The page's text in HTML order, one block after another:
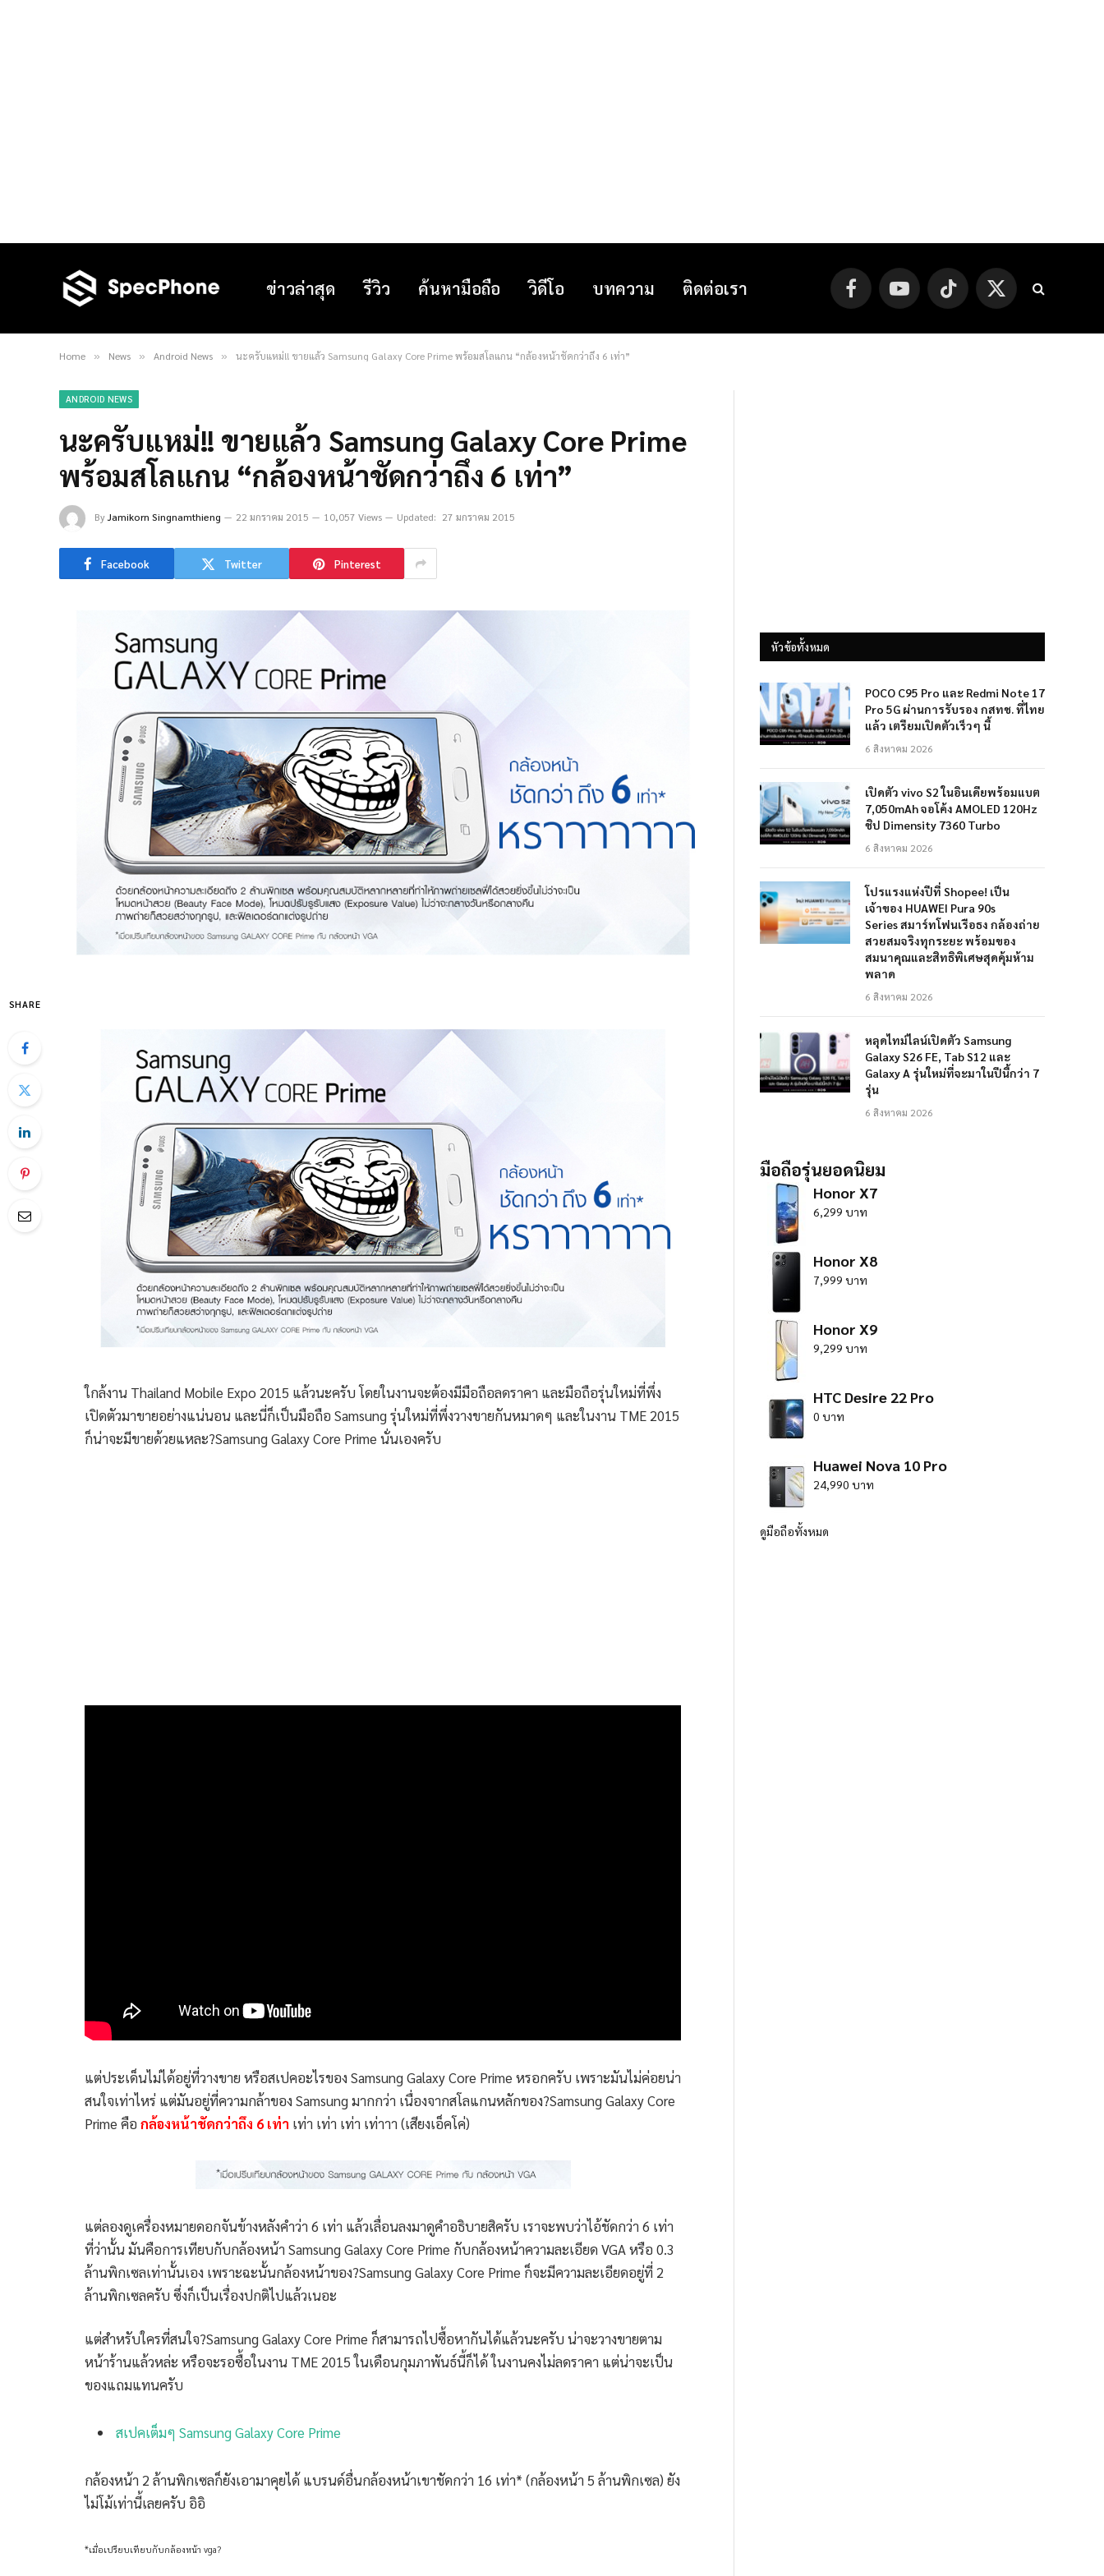
ข่าวล่าสุด รีวิว ค้นหามือถือ วิดีโอ บทความ ติดต่อเรา FacebookYouTube TikTok
X
(Twitter)
Home » News » Android News » นะครับแหม่!! ขายแล้ว Samsung Galaxy Core Prime พร้อมสโลแกน “กล้องหน้าชัดกว่าถึง 6 เท่า”
ANDROID NEWS
นะครับแหม่!! ขายแล้ว Samsung Galaxy Core Prime
พร้อมสโลแกน “กล้องหน้าชัดกว่าถึง 6 เท่า”
ByJamikorn Singnamthieng 22 มกราคม 2015 10,057 Views Updated: 27 มกราคม 2015
Facebook Twitter Pinterest
SHARE
ใกล้งาน Thailand Mobile Expo 2015 แล้วนะครับ โดยในงานจะต้องมีมือถือลดราคา และมือถือรุ่นใหม่ที่พึ่ง
เปิดตัวมาขายอย่างแน่นอน และนี่ก็เป็นมือถือ Samsung รุ่นใหม่ที่พึ่งวางขายกันหมาดๆ และในงาน TME 2015
ก็น่าจะมีขายด้วยแหละ?Samsung Galaxy Core Prime นั่นเองครับ
แต่ประเด็นไม่ได้อยู่ที่วางขาย หรือสเปคอะไรของ Samsung Galaxy Core Prime หรอกครับ เพราะมันไม่ค่อยน่า
สนใจเท่าไหร่ แต่มันอยู่ที่ความกล้าของ Samsung มากกว่า เนื่องจากสโลแกนหลักของ?Samsung Galaxy Core
Prime คือ กล้องหน้าชัดกว่าถึง 6 เท่า เท่า เท่า เท่า เท่าาา (เสียงเอ็คโค่)
แต่ลองดูเครื่องหมายดอกจันข้างหลังคำว่า 6 เท่า แล้วเลื่อนลงมาดูคำอธิบายสิครับ เราจะพบว่าไอ้ชัดกว่า 6 เท่า
ที่ว่านั้น มันคือการเทียบกับกล้องหน้า Samsung Galaxy Core Prime กับกล้องหน้าความละเอียด VGA หรือ 0.3
ล้านพิกเซลเท่านั้นเอง เพราะฉะนั้นกล้องหน้าของ?Samsung Galaxy Core Prime ก็จะมีความละเอียดอยู่ที่ 2
ล้านพิกเซลครับ ซึ่งก็เป็นเรื่องปกติไปแล้วเนอะ
แต่สำหรับใครที่สนใจ?Samsung Galaxy Core Prime ก็สามารถไปซื้อหากันได้แล้วนะครับ น่าจะวางขายตาม
หน้าร้านแล้วหล่ะ หรือจะรอซื้อในงาน TME 2015 ในเดือนกุมภาพันธ์นี้ก็ได้ ในงานคงไม่ลดราคา แต่น่าจะเป็น
ของแถมแทนครับ
สเปคเต็มๆ Samsung Galaxy Core Prime
กล้องหน้า 2 ล้านพิกเซลก็ยังเอามาคุยได้ แบรนด์อื่นกล้องหน้าเขาชัดกว่า 16 เท่า* (กล้องหน้า 5 ล้านพิกเซล) ยัง
ไม่โม้เท่านี้เลยครับ อิอิ
*เมื่อเปรียบเทียบกับกล้องหน้า vga?
หัวข้อทั้งหมด
POCO C95 Pro และ Redmi Note 17
Pro 5G ผ่านการรับรอง กสทช. ที่ไทย
แล้ว เตรียมเปิดตัวเร็วๆ นี้
6 สิงหาคม 2026
เปิดตัว vivo S2 ในอินเดียพร้อมแบต
7,050mAh จอโค้ง AMOLED 120Hz
ชิป Dimensity 7360 Turbo
6 สิงหาคม 2026
โปรแรงแห่งปีที่ Shopee! เป็น
เจ้าของ HUAWEI Pura 90s
Series สมาร์ทโฟนเรือธง กล้องถ่าย
สวยสมจริงทุกระยะ พร้อมของ
สมนาคุณและสิทธิพิเศษสุดคุ้มห้าม
พลาด
6 สิงหาคม 2026
หลุดไทม์ไลน์เปิดตัว Samsung
Galaxy S26 FE, Tab S12 และ
Galaxy A รุ่นใหม่ที่จะมาในปีนี้กว่า 7
รุ่น
6 สิงหาคม 2026
มือถือรุ่นยอดนิยม
Honor X7
6,299 บาท
Honor X8
7,999 บาท
Honor X9
9,299 บาท
HTC Desire 22 Pro
0 บาท
Huawei Nova 10 Pro
24,990 บาท
ดูมือถือทั้งหมด